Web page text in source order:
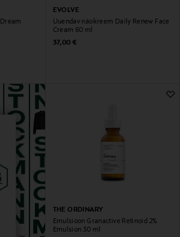
EVOLVE
Uuendav näokreem Daily Renew Face
Cream 60 ml
Original Price
37,00 €
THE ORDINARY
Emulsioon Granactive Retinoid 2%
Emulsion 30 ml